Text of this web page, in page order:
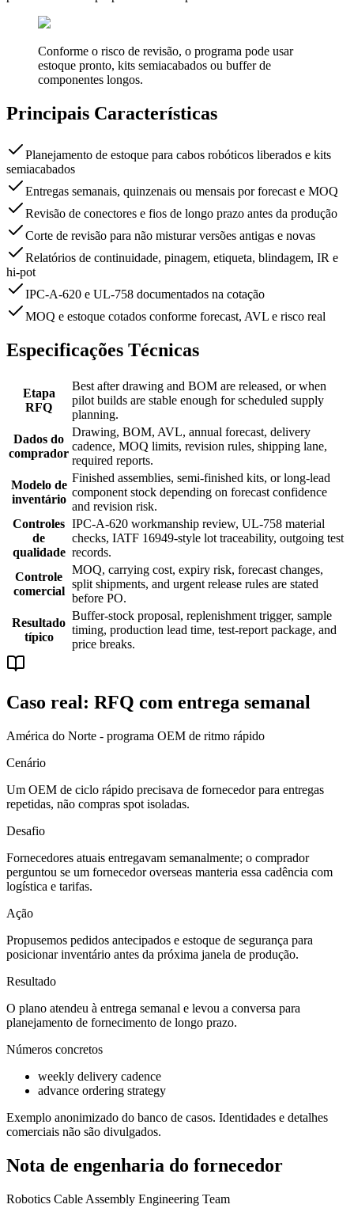
Conforme o risco de revisão, o programa pode usar
estoque pronto, kits semiacabados ou buffer de
componentes longos.
Principais Características
Planejamento de estoque para cabos robóticos liberados e kits
semiacabados
Entregas semanais, quinzenais ou mensais por forecast e MOQ
Revisão de conectores e fios de longo prazo antes da produção
Corte de revisão para não misturar versões antigas e novas
Relatórios de continuidade, pinagem, etiqueta, blindagem, IR e
hi-pot
IPC-A-620 e UL-758 documentados na cotação
MOQ e estoque cotados conforme forecast, AVL e risco real
Especificações Técnicas
Etapa
RFQ
Best after drawing and BOM are released, or when
pilot builds are stable enough for scheduled supply
planning.
Dados do
comprador
Drawing, BOM, AVL, annual forecast, delivery
cadence, MOQ limits, revision rules, shipping lane,
required reports.
Modelo de
inventário
Finished assemblies, semi-finished kits, or long-lead
component stock depending on forecast confidence
and revision risk.
Controles
de
qualidade
IPC-A-620 workmanship review, UL-758 material
checks, IATF 16949-style lot traceability, outgoing test
records.
Controle
comercial
MOQ, carrying cost, expiry risk, forecast changes,
split shipments, and urgent release rules are stated
before PO.
Resultado
típico
Buffer-stock proposal, replenishment trigger, sample
timing, production lead time, test-report package, and
price breaks.
Caso real: RFQ com entrega semanal
América do Norte - programa OEM de ritmo rápido
Cenário
Um OEM de ciclo rápido precisava de fornecedor para entregas
repetidas, não compras spot isoladas.
Desafio
Fornecedores atuais entregavam semanalmente; o comprador
perguntou se um fornecedor overseas manteria essa cadência com
logística e tarifas.
Ação
Propusemos pedidos antecipados e estoque de segurança para
posicionar inventário antes da próxima janela de produção.
Resultado
O plano atendeu à entrega semanal e levou a conversa para
planejamento de fornecimento de longo prazo.
Números concretos
weekly delivery cadence
advance ordering strategy
Exemplo anonimizado do banco de casos. Identidades e detalhes
comerciais não são divulgados.
Nota de engenharia do fornecedor
Robotics Cable Assembly Engineering Team